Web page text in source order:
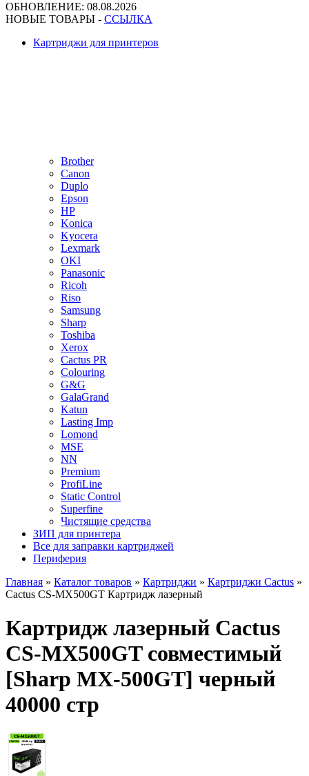
ОБНОВЛЕНИЕ: 08.08.2026
НОВЫЕ ТОВАРЫ - ССЫЛКА
Картриджи для принтеров
Brother
Canon
Duplo
Epson
HP
Konica
Kyocera
Lexmark
OKI
Panasonic
Ricoh
Riso
Samsung
Sharp
Toshiba
Xerox
Cactus PR
Colouring
G&G
GalaGrand
Katun
Lasting Imp
Lomond
MSE
NN
Premium
ProfiLine
Static Control
Superfine
Чистящие средства
ЗИП для принтера
Все для заправки картриджей
Периферия
Главная » Каталог товаров » Картриджи » Картриджи Cactus »
Cactus CS-MX500GT Картридж лазерный
Картридж лазерный Cactus
CS-MX500GT совместимый
[Sharp MX-500GT] черный
40000 стр